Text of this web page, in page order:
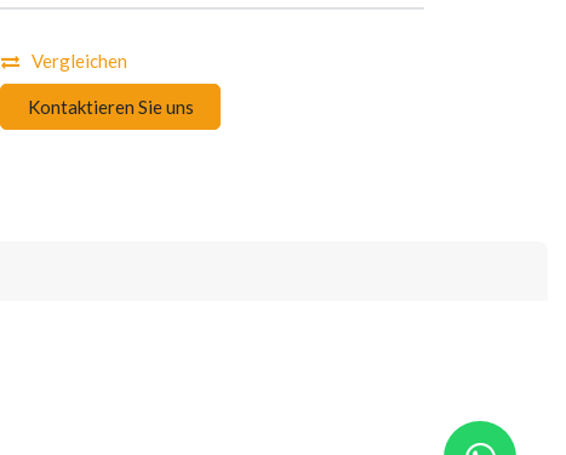
Vergleichen
Kontaktieren Sie uns